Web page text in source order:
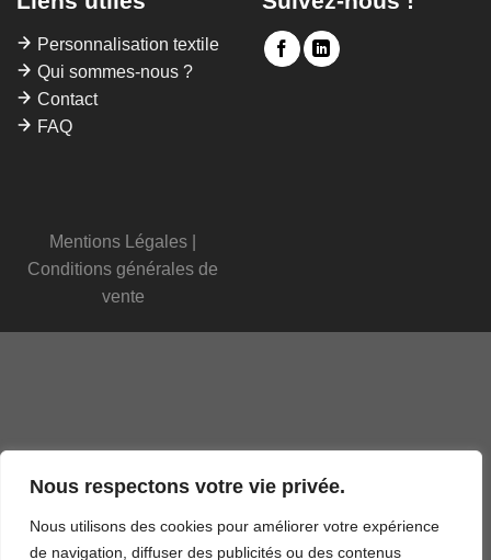
Nous respectons votre vie privée.
Nous utilisons des cookies pour améliorer votre expérience
de navigation, diffuser des publicités ou des contenus
Personnalisation textile
Qui sommes-nous ?
Contact
FAQ
Mentions Légales
Conditions générales de
vente